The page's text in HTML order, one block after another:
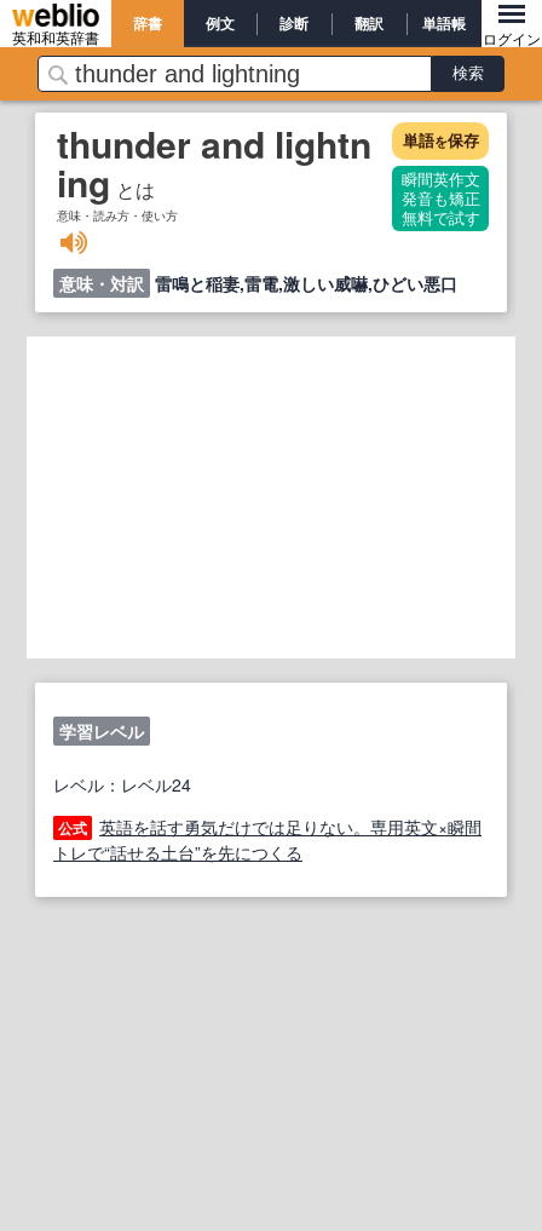
英和和英辞書
辞書 例文 診断 翻訳 単語帳
ログイン
thunder and lightn
ing とは
意味・読み方・使い方
単語を保存
瞬間英作文
発音も矯正
無料で試す
意味・対訳 雷鳴と稲妻,雷電,激しい威嚇,ひどい悪口
学習レベル
レベル：レベル24
公式 英語を話す勇気だけでは足りない。専用英文×瞬間
トレで“話せる土台”を先につくる